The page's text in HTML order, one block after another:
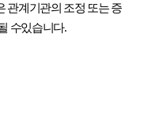
관계기관의 조정 또는 증
수있습니다.